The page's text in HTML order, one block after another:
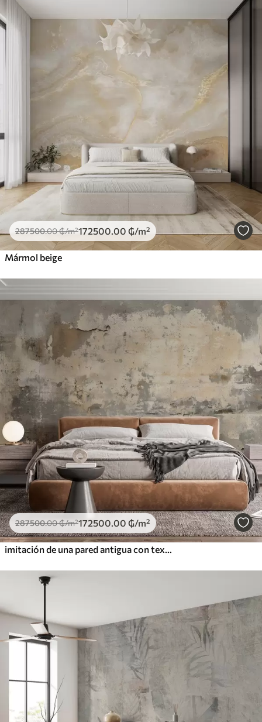
287500.00₲/m²172500 .00 ₲/m²
Mármol beige
287500.00₲/m²172500 .00 ₲/m²